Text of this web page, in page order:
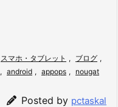
スマホ・タブレット , ブログ ,
, android , appops , nougat
Posted by pctaskal